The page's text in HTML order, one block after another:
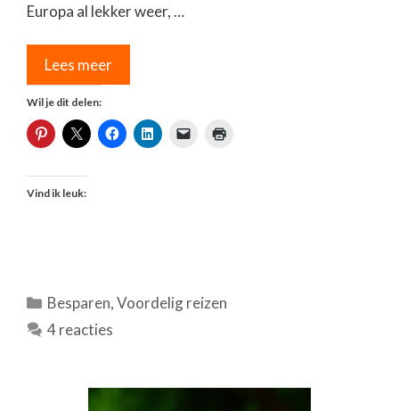
Europa al lekker weer, …
Lees meer
Wil je dit delen:
Vind ik leuk:
Categorieën
Besparen,Voordelig reizen
4 reacties